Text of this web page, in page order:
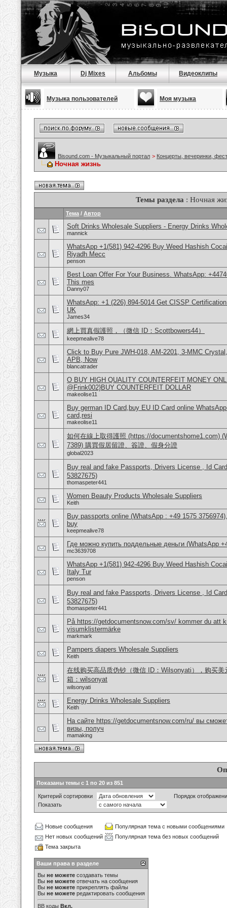
Музыка Dj Mixes Альбомы Видеоклипы
Музыка пользователей Моя музыка
Bisound.com - Музыкальный портал > Концерты, вечеринки,
Ночная жизнь
Темы раздела : Ночная
Тема / Автор
Soft Drinks Wholesale Suppliers - Energy Drinks
mannick
WhatsApp +1(581) 942-4296 Buy Weed Hashish
Riyadh Mecc
penson
Best Loan Offer For Your Business. WhatsApp:
This mes
Danny07
WhatsApp: +1 (226) 894-5014​ Get CISSP
UK
James34
網上買真假護照，（微信 ID：Scottbowers44）
keepmealive78
Click to Buy Pure JWH-018, AM-2201, 3-MMC
APB, Now
blancatrader
O BUY HIGH QUALITY COUNTERFEIT MONEY
@Frink002}BUY COUNTERFEIT DOLLAR
makeolise11
Buy german ID Card,buy EU ID Card online
card,resi
makeolise11
如何在線上取得護照 (https://documentshome1.com)
7389) 購買假居留證、簽證、假身分證
global2023
Buy real and fake Passports, Drivers License , Id
53827675)
thomaspeter441
Women Beauty Products Wholesale Suppliers
Keith
Buy passports online (WhatsApp : +49 1575
buy
keepmealive78
Где можно купить поддельные деньги (WhatsApp
mc3639708
WhatsApp +1(581) 942-4296 Buy Weed Hashish
Italy Tur
penson
Buy real and fake Passports, Drivers License , Id
53827675)
thomaspeter441
På https://getdocumentsnow.com/sv/ kommer du att
visumklistermärke
markmark
Pampers diapers Wholesale Suppliers
Keith
在线购买高品质伪钞（微信 ID：Wilsonyati），购买
箱：wilsonyat
wilsonyati
Energy Drinks Wholesale Suppliers
Keith
На сайте https://getdocumentsnow.com/ru/ вы
визы, получ
mamaking
Показаны темы с 1 по 20 из 851
Критерий сортировки
Порядок
Показать
Новые сообщения
Популярная тема с новыми сообщениями
Нет новых сообщений
Популярная тема без новых сообщений
Тема закрыта
Ваши права в разделе
Вы не можете создавать темы
Вы не можете отвечать на сообщения
Вы не можете прикреплять файлы
Вы не можете редактировать сообщения
BB коды Вкл.